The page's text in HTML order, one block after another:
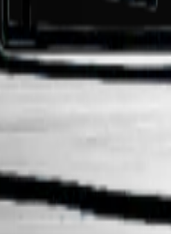
premium vinkylskåp från